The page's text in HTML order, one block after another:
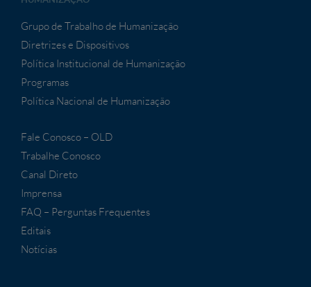
Grupo de Trabalho de Humanização
Diretrizes e Dispositivos
Política Institucional de Humanização
Programas
Política Nacional de Humanização
Fale Conosco – OLD
Trabalhe Conosco
Canal Direto
Imprensa
FAQ – Perguntas Frequentes
Editais
Notícias